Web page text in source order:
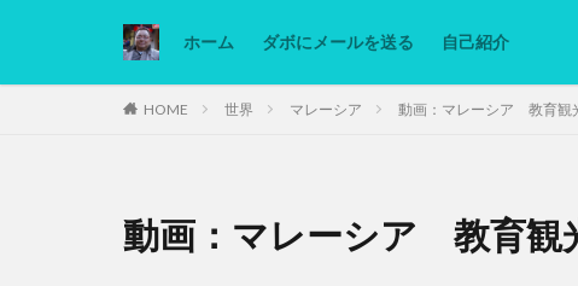
ホーム ダボにメールを送る 自己紹介
HOME 世界 マレーシア 動画：マレーシア 教育観
動画：マレーシア 教育観
カテゴリー
Ninjatrader PC